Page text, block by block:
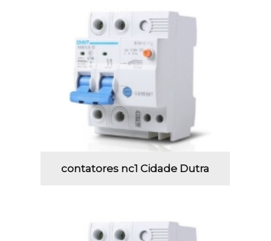
contatores nc1 Cidade Dutra